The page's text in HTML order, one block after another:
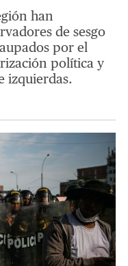
han
de sesgo
por el
política y
izquierdas.